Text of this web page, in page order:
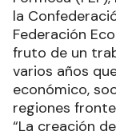
la
Federación
fruto de un
varios años
económico,
regiones
“La creación